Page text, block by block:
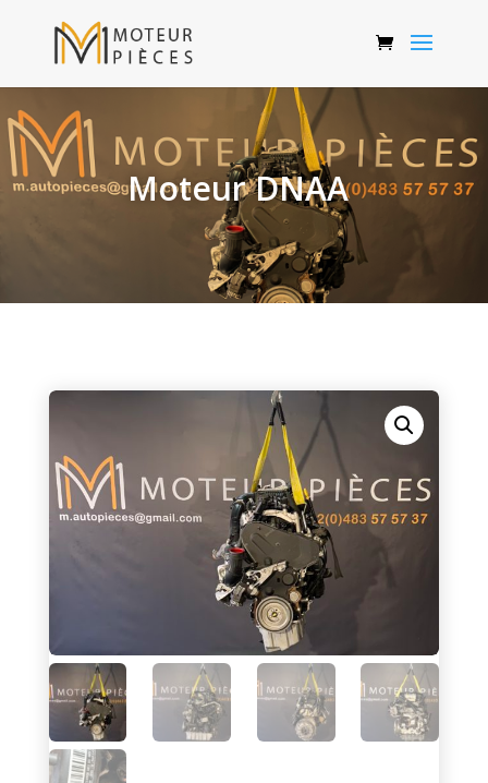
Moteur DNAA